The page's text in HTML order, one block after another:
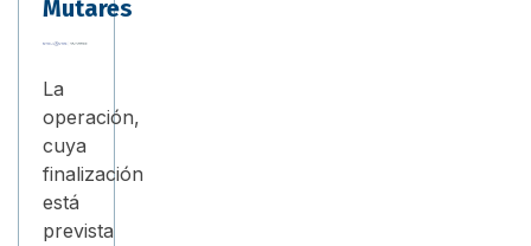
Mutares
La
operación,
cuya
finalización
está
prevista